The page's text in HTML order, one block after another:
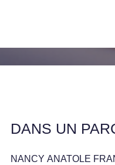
NANCY ANATOLE